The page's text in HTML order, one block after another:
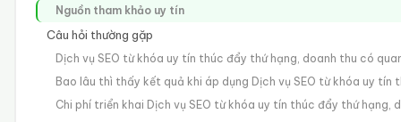
Nguồn tham khảo uy tín
Câu hỏi thường gặp
Dịch vụ SEO từ khóa uy tín thúc đẩy thứ hạng, doanh thu có
Bao lâu thì thấy kết quả khi áp dụng Dịch vụ SEO từ khóa uy tín
Chi phí triển khai Dịch vụ SEO từ khóa uy tín thúc đẩy thứ hạng,